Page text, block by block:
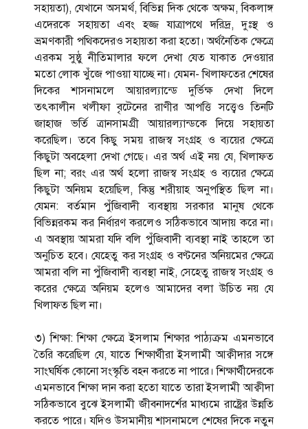
সহায়তা), যেখানে অসমর্থ, বিভিন্ন দিক থেকে অক্ষম, বিকলাঙ্গ
এদেরকে সহায়তা এবং হজ্জ যাত্রাপথে দরিদ্র, দুঃস্থ ও
ভ্রমণকারী পথিকদেরও সহায়তা করা হতো। অর্থনৈতিক ক্ষেত্রে
এরকম সুষ্ঠু নীতিমালার ফলে দেখা যেত যাকাত দেওয়ার
মতো লোক খুঁজে পাওয়া যাচ্ছে না। যেমন- খিলাফতের শেষের
দিকের শাসনামলে আয়ারল্যান্ডে দুর্ভিক্ষ দেখা দিলে
তৎকালীন খলীফা বৃটেনের রাণীর আপত্তি সত্ত্বেও তিনটি
জাহাজ ভর্তি ত্রানসামগ্রী আয়ারল্যান্ডকে দিয়ে সহায়তা
করেছিল। তবে কিছু সময় রাজস্ব সংগ্রহ ও ব্যয়ের ক্ষেত্রে
কিছুটা অবহেলা দেখা গেছে। এর অর্থ এই নয় যে, খিলাফত
ছিল না; বরং এর অর্থ হলো রাজস্ব সংগ্রহ ও ব্যয়ের ক্ষেত্রে
কিছুটা অনিয়ম হয়েছিল, কিন্তু শরীয়াহ অনুপস্থিত ছিল না।
যেমন: বর্তমান পুঁজিবাদী ব্যবস্থায় সরকার মানুষ থেকে
বিভিন্নরকম কর নির্ধারণ করলেও সঠিকভাবে আদায় করে না।
এ অবস্থায় আমরা যদি বলি পুঁজিবাদী ব্যবস্থা নাই তাহলে তা
অনুচিত হবে। যেহেতু কর সংগ্রহ ও বণ্টনের অনিয়মের ক্ষেত্রে
আমরা বলি না পুঁজিবাদী ব্যবস্থা নাই, সেহেতু রাজস্ব সংগ্রহ ও
করের ক্ষেত্রে অনিয়ম হলেও আমাদের বলা উচিত নয় যে
খিলাফত ছিল না।
৩) শিক্ষা: শিক্ষা ক্ষেত্রে ইসলাম শিক্ষার পাঠ্যক্রম এমনভাবে
তৈরি করেছিল যে, যাতে শিক্ষার্থীরা ইসলামী আক্বীদার সঙ্গে
সাংঘর্ষিক কোনো সংস্কৃতি বহন করতে না পারে। শিক্ষার্থীদেরকে
এমনভাবে শিক্ষা দান করা হতো যাতে তারা ইসলামী আক্বীদা
সঠিকভাবে বুঝে ইসলামী জীবনাদর্শের মাধ্যমে রাষ্ট্রের উন্নতি
করতে পারে। যদিও উসমানীয় শাসনামলে শেষের দিকে নতুন